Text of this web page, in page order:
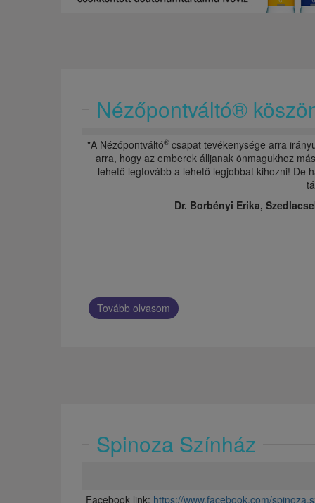
Nézőpontváltó®
"A Nézőpontváltó® csapat tevékenysége arra
arra, hogy az emberek álljanak önmagukhoz
lehető legtovább a lehető legjobbat kihozni! De
Dr. Borbényi Erika,
Tovább olvasom
Spinoza Színház
Facebook link: https://www.facebook.com/